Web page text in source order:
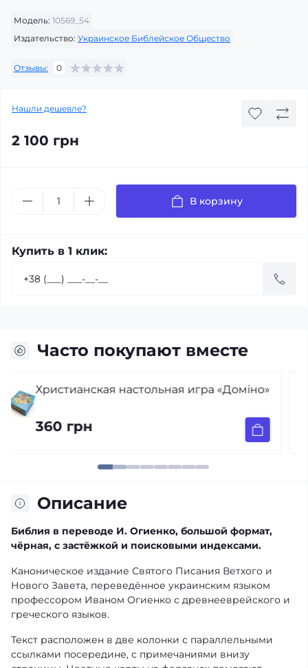
Модель: 10569_54
Издательство: Украинское Библейское Общество
Отзывы: 0
Нашли дешевле?
2 100 грн
В корзину
Купить в 1 клик:
Часто покупают вместе
Пора в кроватку (на украинском языке)
250 грн
Описание
Библия в переводе И. Огиенко, большой формат,
чёрная, с застёжкой и поисковыми индексами.
Каноническое издание Святого Писания Ветхого и
Нового Завета, переведённое украинским языком
профессором Иваном Огиенко с древнееврейского и
греческого языков.
Текст расположен в две колонки с параллельными
ссылками посередине, с примечаниями внизу